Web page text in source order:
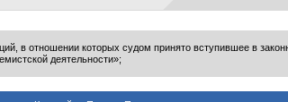
в отношении которых судом принято вступившее в
деятельности»;